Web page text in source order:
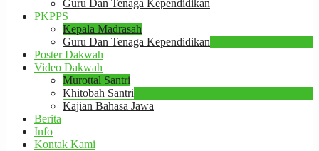
Guru Dan Tenaga Kependidikan
PKPPS
Kepala Madrasah
Guru Dan Tenaga Kependidikan
Poster Dakwah
Video Dakwah
Murottal Santri
Khitobah Santri
Kajian Bahasa Jawa
Berita
Info
Kontak Kami